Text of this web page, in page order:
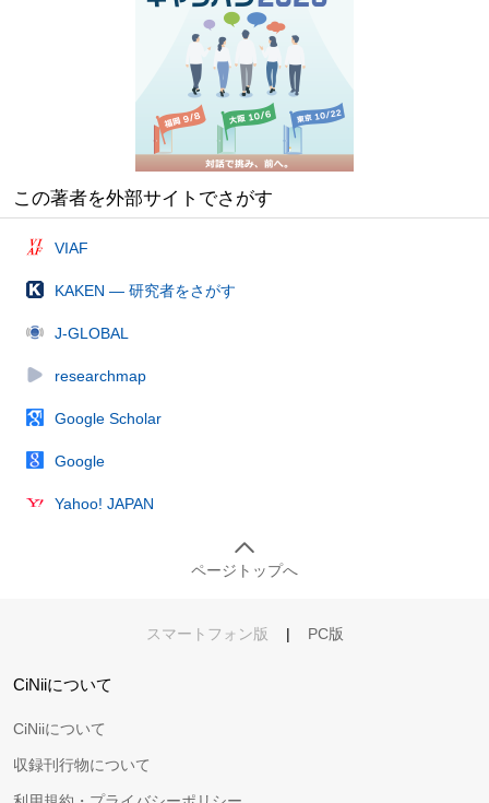
この著者を外部サイトでさがす
VIAF
KAKEN — 研究者をさがす
J-GLOBAL
researchmap
Google Scholar
Google
Yahoo! JAPAN
ページトップへ
スマートフォン版 | PC版
CiNiiについて
CiNiiについて
収録刊行物について